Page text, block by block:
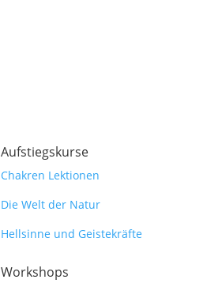
Aufstiegskurse
Chakren Lektionen
Die Welt der Natur
Hellsinne und Geistekräfte
Workshops